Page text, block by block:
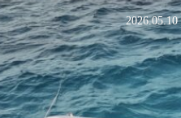
2026.05.10